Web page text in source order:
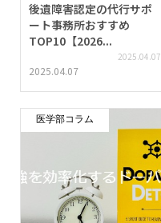
後遺障害認定の代行サポ
ート事務所おすすめ
TOP10【2026...
2025.04.07
2025.04.07
医学部コラム